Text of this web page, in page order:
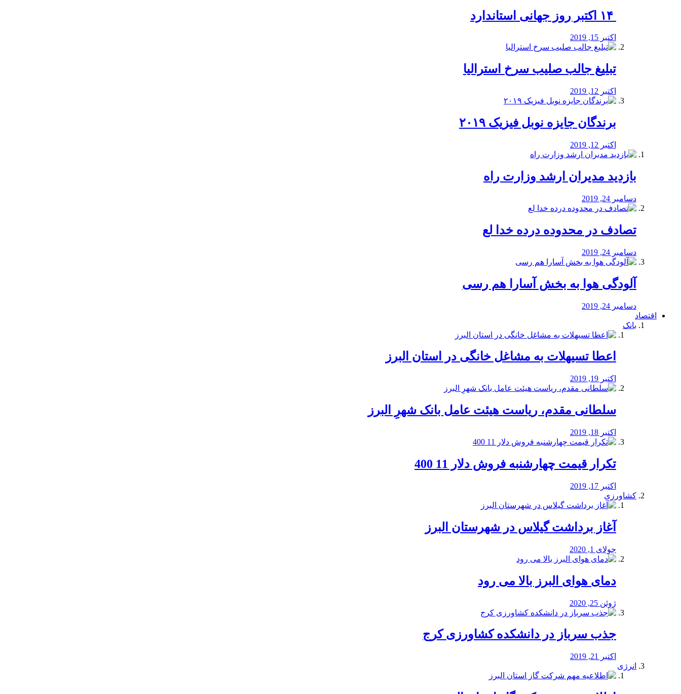
اکتبر 15, 2019
تبلیغ جالب صلیب سرخ استرالیا
اکتبر 12, 2019
برندگان جایزه نوبل فیزیک ۲۰۱۹
اکتبر 12, 2019
بازدید مدیران ارشد وزارت راه
دسامبر 24, 2019
تصادف در محدوده درده خدا لع
دسامبر 24, 2019
آلودگی هوا به بخش آسارا هم رسی
دسامبر 24, 2019
اقتصاد
بانک
️اعطا تسیهلات به مشاغل خانگی در استان البرز
اکتبر 19, 2019
سلطانی مقدم، ریاست هیئت عامل بانک شهرِ البرز
اکتبر 18, 2019
تکرار قیمت چهارشنبه فروش دلار 11 400
اکتبر 17, 2019
کشاورزی
آغاز برداشت گیلاس در شهرستان البرز
جولای 1, 2020
دمای هوای البرز بالا می رود
ژوئن 25, 2020
جذب سرباز در دانشکده کشاورزی کرج
اکتبر 21, 2019
انرژی